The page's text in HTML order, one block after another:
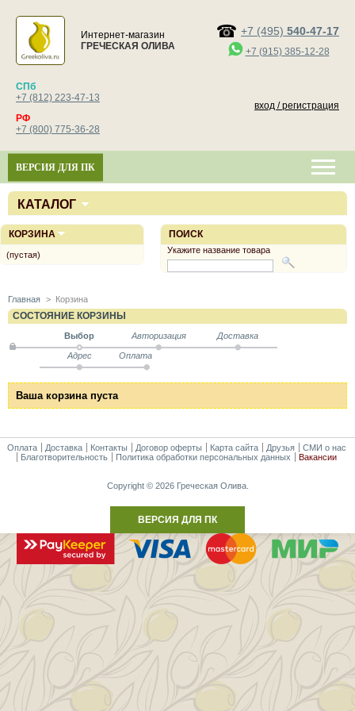
Интернет-магазин
ГРЕЧЕСКАЯ ОЛИВА
+7 (495) 540-47-17
+7 (915) 385-12-28
СПб
+7 (812) 223-47-13
РФ
+7 (800) 775-36-28
вход / регистрация
ВЕРСИЯ ДЛЯ ПК
КАТАЛОГ
Главная > Корзина
СОСТОЯНИЕ КОРЗИНЫ
Выбор Авторизация Доставка
Адрес Оплата
Ваша корзина пуста
ПОИСК
Укажите название товара
КОРЗИНА
(пустая)
Оплата Доставка Контакты Договор оферты Карта сайта Друзья
СМИ о нас
Благотворительность
Политика обработки персональных данных Вакансии
Copyright © 2026 Греческая Олива.
ВЕРСИЯ ДЛЯ ПК